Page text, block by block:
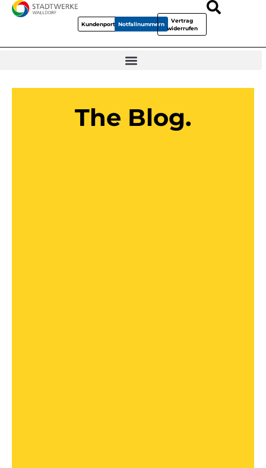
KundenportalNotfallnummern
Vertrag
widerrufen
The Blog.